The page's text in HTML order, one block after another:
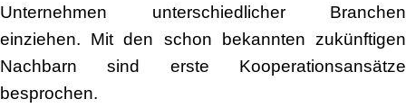
Unternehmen unterschiedlicher Branchen
einziehen. Mit den schon bekannten zukünftigen
Nachbarn sind erste Kooperationsansätze
besprochen.